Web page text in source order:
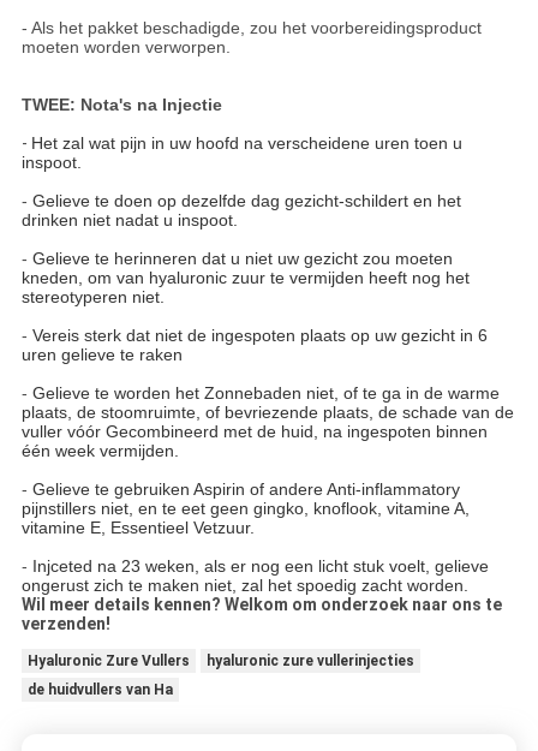
- Als het pakket beschadigde, zou het voorbereidingsproduct
moeten worden verworpen.
TWEE: Nota's na Injectie
- Het zal wat pijn in uw hoofd na verscheidene uren toen u
inspoot.
- Gelieve te doen op dezelfde dag gezicht-schildert en het
drinken niet nadat u inspoot.
- Gelieve te herinneren dat u niet uw gezicht zou moeten
kneden, om van hyaluronic zuur te vermijden heeft nog het
stereotyperen niet.
- Vereis sterk dat niet de ingespoten plaats op uw gezicht in 6
uren gelieve te raken
- Gelieve te worden het Zonnebaden niet, of te ga in de warme
plaats, de stoomruimte, of bevriezende plaats, de schade van de
vuller vóór Gecombineerd met de huid, na ingespoten binnen
één week vermijden.
- Gelieve te gebruiken Aspirin of andere Anti-inflammatory
pijnstillers niet, en te eet geen gingko, knoflook, vitamine A,
vitamine E, Essentieel Vetzuur.
- Injceted na 23 weken, als er nog een licht stuk voelt, gelieve
ongerust zich te maken niet, zal het spoedig zacht worden.
Wil meer details kennen? Welkom om onderzoek naar ons te
verzenden!
Hyaluronic Zure Vullers
hyaluronic zure vullerinjecties
de huidvullers van Ha